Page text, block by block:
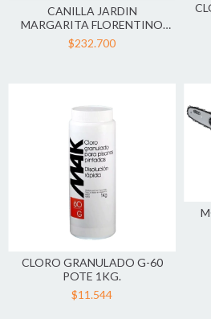
CANILLA JARDIN
MARGARITA FLORENTINO
87/0400/20 ROBINET
$232.700
CLORO GRANULADO G-60
POTE 1KG.
$11.544